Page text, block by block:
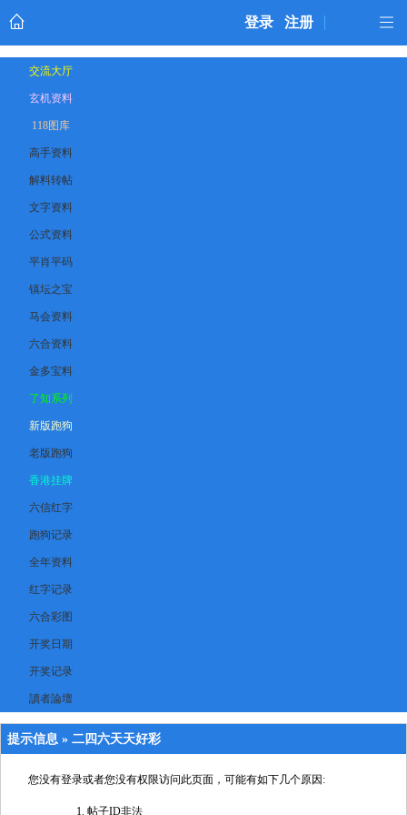
登录 注册
交流大厅
玄机资料
118图库
高手资料
解料转帖
文字资料
公式资料
平肖平码
镇坛之宝
马会资料
六合资料
金多宝料
了知系列
新版跑狗
老版跑狗
香港挂牌
六信红字
跑狗记录
全年资料
红字记录
六合彩图
开奖日期
开奖记录
讀者論壇
提示信息 » 二四六天天好彩
您没有登录或者您没有权限访问此页面，可能有如下几个原因:
帖子ID非法